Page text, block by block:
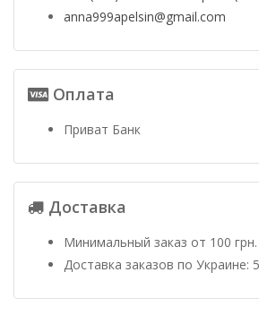
anna999apelsin@gmail.com
Оплата
Приват Банк
Доставка
Минимальный заказ от 100 грн.
Доставка заказов по Украине: